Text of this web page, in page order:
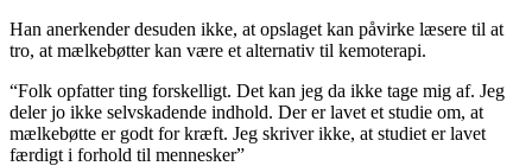
Han anerkender desuden ikke, at opslaget kan påvirke læsere til at
tro, at mælkebøtter kan være et alternativ til kemoterapi.
“Folk opfatter ting forskelligt. Det kan jeg da ikke tage mig af. Jeg
deler jo ikke selvskadende indhold. Der er lavet et studie om, at
mælkebøtte er godt for kræft. Jeg skriver ikke, at studiet er lavet
færdigt i forhold til mennesker”